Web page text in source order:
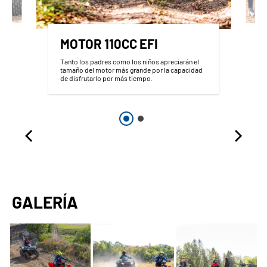
MOTOR 110CC EFI
Tanto los padres como los niños apreciarán el
tamaño del motor más grande por la capacidad
de disfrutarlo por más tiempo.
GALERÍA